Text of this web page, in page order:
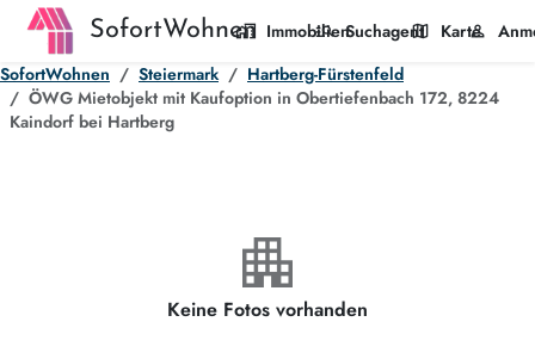
SofortWohnen
home_work Immobilien
manage_search Suchagent
map Karte
person
SofortWohnen
Steiermark
Hartberg-Fürstenfeld
ÖWG Mietobjekt mit Kaufoption in Obertiefenbach 172, 8224
Kaindorf bei Hartberg
apartment
Keine Fotos vorhanden